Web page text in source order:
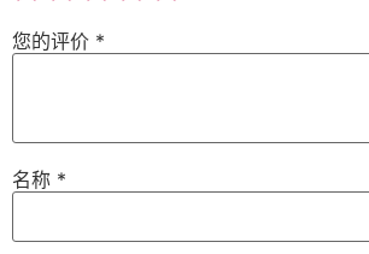
您的评价 *
名称 *